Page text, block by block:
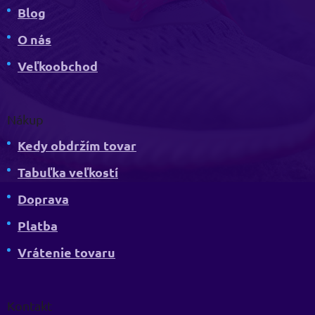
Blog
O nás
Veľkoobchod
Nákup
Kedy obdržím tovar
Tabuľka veľkostí
Doprava
Platba
Vrátenie tovaru
Kontakt